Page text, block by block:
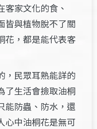
客家文化的食、
皆與植物脫不了關
花，都是能代表客
，民眾耳熟能詳的
了生活會撿取油桐
能防蟲、防水，還
心中油桐花是無可